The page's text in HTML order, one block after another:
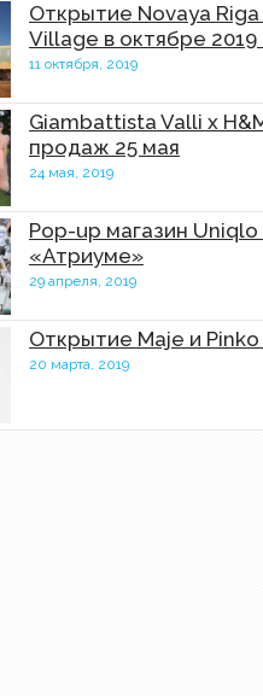
Открытие Novaya
Village в октябре 2019
11 октября, 2019
Giambattista Valli x
продаж 25 мая
24 мая, 2019
Pop-up магазин
«Атриуме»
29 апреля, 2019
Открытие Maje и
20 марта, 2019